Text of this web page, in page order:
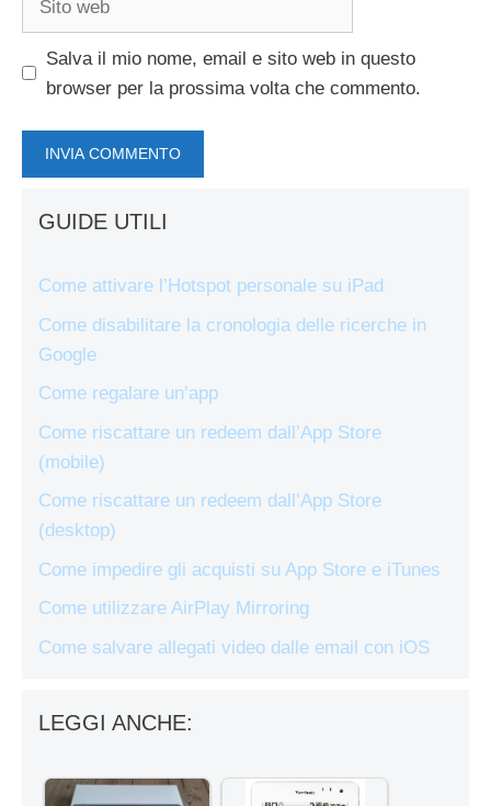
Salva il mio nome, email e sito web in questo
browser per la prossima volta che commento.
GUIDE UTILI
Come attivare l’Hotspot personale su iPad
Come disabilitare la cronologia delle ricerche in
Google
Come regalare un’app
Come riscattare un redeem dall’App Store
(mobile)
Come riscattare un redeem dall’App Store
(desktop)
Come impedire gli acquisti su App Store e iTunes
Come utilizzare AirPlay Mirroring
Come salvare allegati video dalle email con iOS
LEGGI ANCHE: